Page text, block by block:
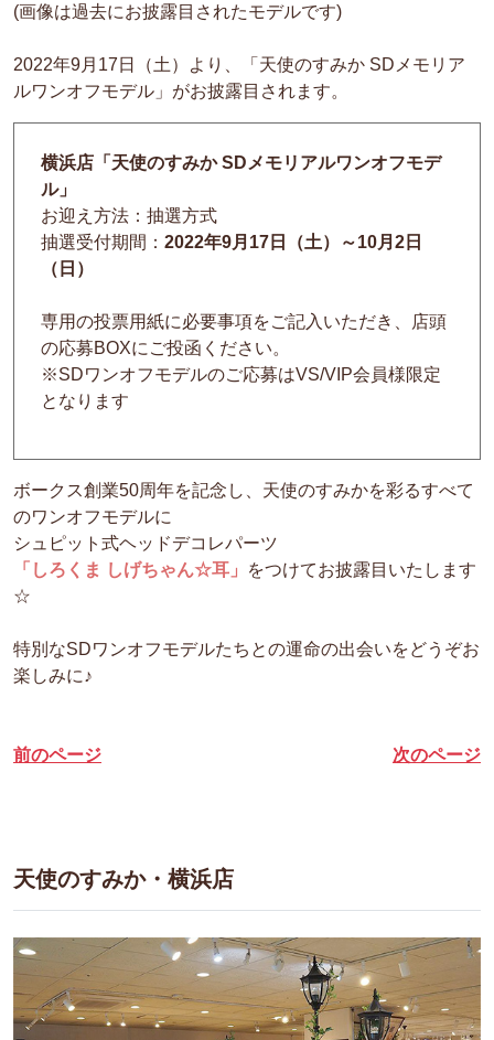
(画像は過去にお披露目されたモデルです)
2022年9月17日（土）より、「天使のすみか SDメモリア
ルワンオフモデル」がお披露目されます。
横浜店「天使のすみか SDメモリアルワンオフモデ
ル」
お迎え方法：抽選方式
抽選受付期間： 2022年9月17日（土）～10月2日
（日）
専用の投票用紙に必要事項をご記入いただき、店頭
の応募BOXにご投函ください。
※SDワンオフモデルのご応募はVS/VIP会員様限定
となります
ボークス創業50周年を記念し、天使のすみかを彩るすべて
のワンオフモデルに
シュピット式ヘッドデコレパーツ
「しろくま しげちゃん☆耳」
をつけてお披露目いたします
☆
特別なSDワンオフモデルたちとの運命の出会いをどうぞお
楽しみに♪
前のページ 次のページ
天使のすみか・横浜店